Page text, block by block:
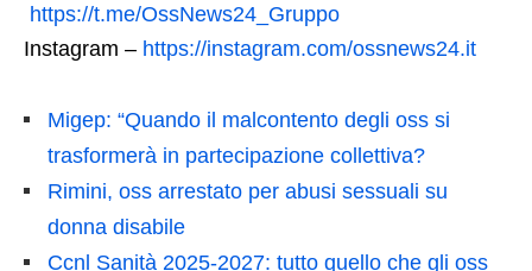
https://t.me/OssNews24_Gruppo
Instagram – https://instagram.com/ossnews24.it
Migep: “Quando il malcontento degli oss si
trasformerà in partecipazione collettiva?
Rimini, oss arrestato per abusi sessuali su
donna disabile
Ccnl Sanità 2025-2027: tutto quello che gli oss